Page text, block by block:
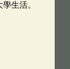
生活。